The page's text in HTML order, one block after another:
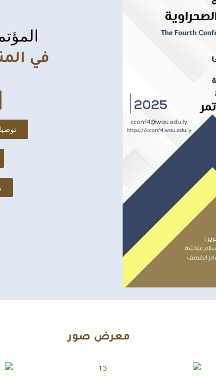
في
معرض صور